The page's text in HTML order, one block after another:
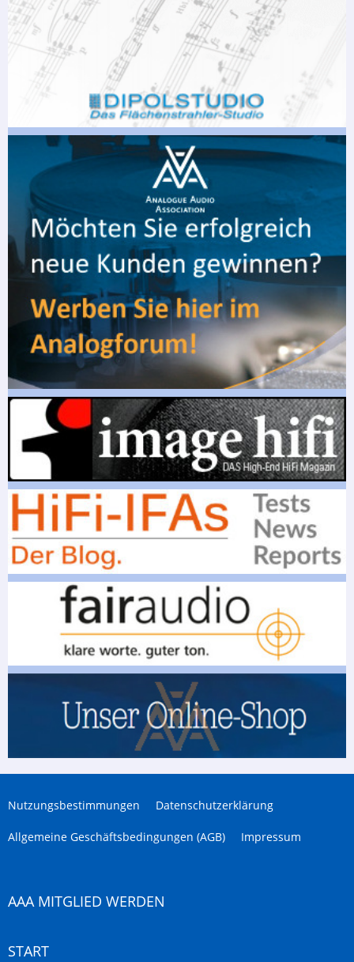
Nutzungsbestimmungen Datenschutzerklärung
Allgemeine Geschäftsbedingungen (AGB) Impressum
AAA MITGLIED WERDEN
START